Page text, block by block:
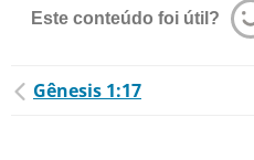
Este conteúdo foi útil?
Gênesis 1:17